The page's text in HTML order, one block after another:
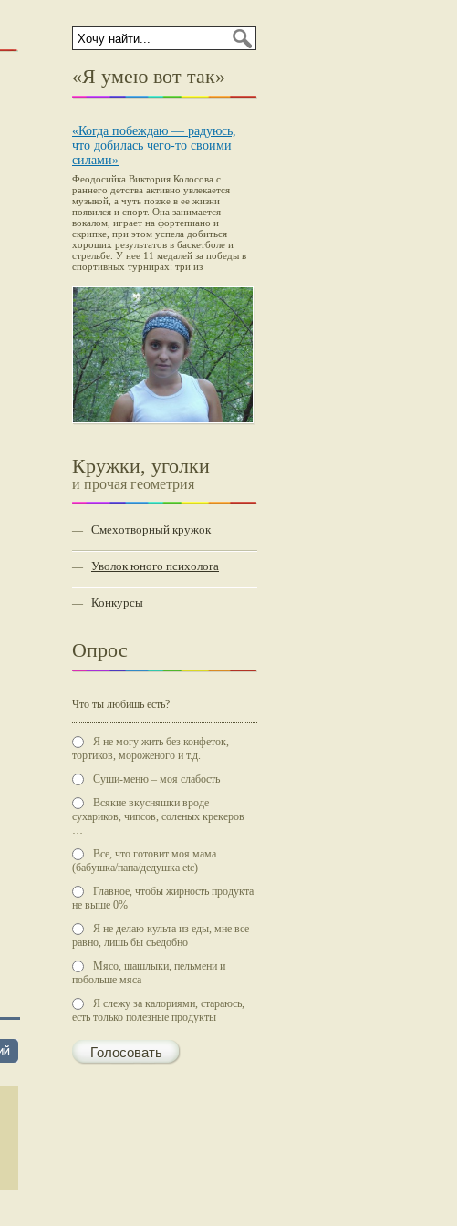
«Я умею вот так»
«Когда побеждаю — радуюсь,
что добилась чего-то своими
силами»
Феодосийка Виктория Колосова с
раннего детства активно увлекается
музыкой, а чуть позже в ее жизни
появился и спорт. Она занимается
вокалом, играет на фортепиано и
скрипке, при этом успела добиться
хороших результатов в баскетболе и
стрельбе. У нее 11 медалей за победы в
спортивных турнирах: три из
Кружки, уголки
и прочая геометрия
— Смехотворный кружок
— Уволок юного психолога
— Конкурсы
Опрос
Что ты любишь есть?
Я не могу жить без конфеток,
тортиков, мороженого и т.д.
Суши-меню – моя слабость
Всякие вкусняшки вроде
сухариков, чипсов, соленых крекеров
…
Все, что готовит моя мама
(бабушка/папа/дедушка etc)
Главное, чтобы жирность продукта
не выше 0%
Я не делаю культа из еды, мне все
равно, лишь бы съедобно
Мясо, шашлыки, пельмени и
побольше мяса
Я слежу за калориями, стараюсь,
есть только полезные продукты
Голосовать